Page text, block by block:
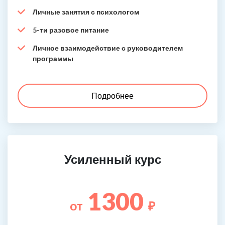
Личные занятия с психологом
5-ти разовое питание
Личное взаимодействие с руководителем
программы
Подробнее
Усиленный курс
от 1300 ₽